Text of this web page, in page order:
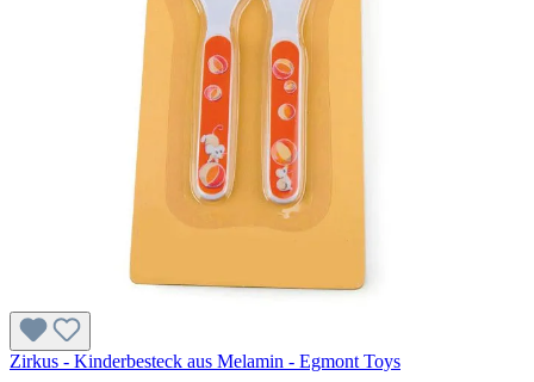
Zirkus - Kinderbesteck aus Melamin - Egmont Toys